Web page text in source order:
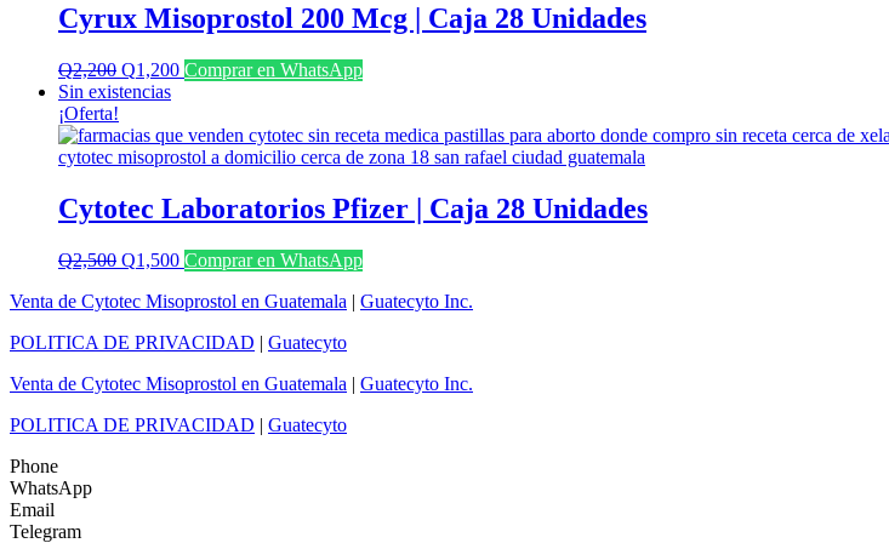
Cyrux Misoprostol 200 Mcg | Caja 28 Unidades
Q2,200 El
precio
era:
Q2,200.
Q1,200El
es:
Q1,200.
Comprar en WhatsApp
Sin existencias
¡Oferta!
Cytotec Laboratorios Pfizer | Caja 28 Unidades
Q2,500 El
original
Q2,500.
Q1,500El
actual
Q1,500.
Comprar en WhatsApp
Venta de Cytotec Misoprostol en Guatemala | Guatecyto Inc.
POLITICA DE PRIVACIDAD | Guatecyto
Venta de Cytotec Misoprostol en Guatemala | Guatecyto Inc.
POLITICA DE PRIVACIDAD | Guatecyto
Phone
WhatsApp
Email
Telegram